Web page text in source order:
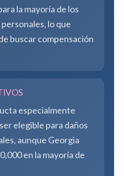
la mayoría de los
lo que
buscar compensación
especialmente
elegible para daños
aunque Georgia
en la mayoría de